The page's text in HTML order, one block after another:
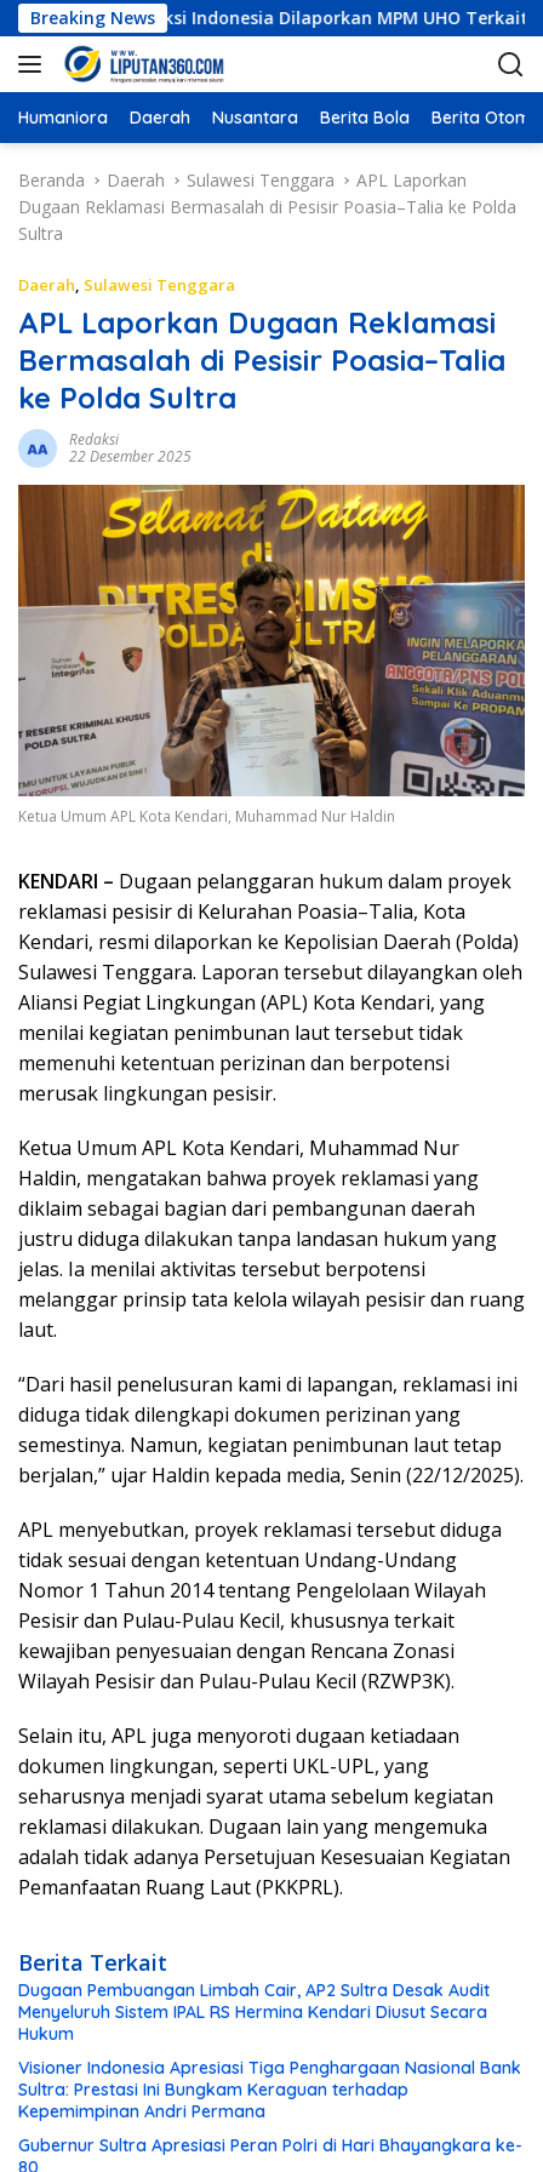
a
g
u
Breaking News
Konstruksi Indonesia Dilaporkan MPM UHO Terkait
Humaniora Daerah Nusantara Berita Bola Berita
Beranda Daerah Sulawesi Tenggara
APL Laporkan
Dugaan Reklamasi Bermasalah di Pesisir Poasia–Talia ke Polda
Sultra
Daerah, Sulawesi Tenggara
APL Laporkan Dugaan Reklamasi
Bermasalah di Pesisir Poasia–Talia
ke Polda Sultra
Redaksi
22 Desember 2025
Ketua Umum APL Kota Kendari, Muhammad Nur Haldin
KENDARI – Dugaan pelanggaran hukum dalam proyek
reklamasi pesisir di Kelurahan Poasia–Talia, Kota
Kendari, resmi dilaporkan ke Kepolisian Daerah (Polda)
Sulawesi Tenggara. Laporan tersebut dilayangkan oleh
Aliansi Pegiat Lingkungan (APL) Kota Kendari, yang
menilai kegiatan penimbunan laut tersebut tidak
memenuhi ketentuan perizinan dan berpotensi
merusak lingkungan pesisir.
Ketua Umum APL Kota Kendari, Muhammad Nur
Haldin, mengatakan bahwa proyek reklamasi yang
diklaim sebagai bagian dari pembangunan daerah
justru diduga dilakukan tanpa landasan hukum yang
jelas. Ia menilai aktivitas tersebut berpotensi
melanggar prinsip tata kelola wilayah pesisir dan ruang
laut.
“Dari hasil penelusuran kami di lapangan, reklamasi ini
diduga tidak dilengkapi dokumen perizinan yang
semestinya. Namun, kegiatan penimbunan laut tetap
berjalan,” ujar Haldin kepada media, Senin (22/12/2025).
APL menyebutkan, proyek reklamasi tersebut diduga
tidak sesuai dengan ketentuan Undang-Undang
Nomor 1 Tahun 2014 tentang Pengelolaan Wilayah
Pesisir dan Pulau-Pulau Kecil, khususnya terkait
kewajiban penyesuaian dengan Rencana Zonasi
Wilayah Pesisir dan Pulau-Pulau Kecil (RZWP3K).
Selain itu, APL juga menyoroti dugaan ketiadaan
dokumen lingkungan, seperti UKL-UPL, yang
seharusnya menjadi syarat utama sebelum kegiatan
reklamasi dilakukan. Dugaan lain yang mengemuka
adalah tidak adanya Persetujuan Kesesuaian Kegiatan
Pemanfaatan Ruang Laut (PKKPRL).
Berita Terkait
Dugaan Pembuangan Limbah Cair, AP2 Sultra Desak Audit
Menyeluruh Sistem IPAL RS Hermina Kendari Diusut Secara
Hukum
Visioner Indonesia Apresiasi Tiga Penghargaan Nasional Bank
Sultra: Prestasi Ini Bungkam Keraguan terhadap
Kepemimpinan Andri Permana
Gubernur Sultra Apresiasi Peran Polri di Hari Bhayangkara ke-
80